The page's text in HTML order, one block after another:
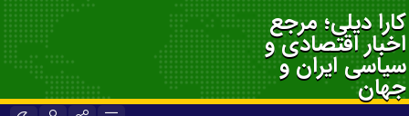
کارا دیلی؛ مرجع
اخبار اقتصادی و
سیاسی ایران و
جهان